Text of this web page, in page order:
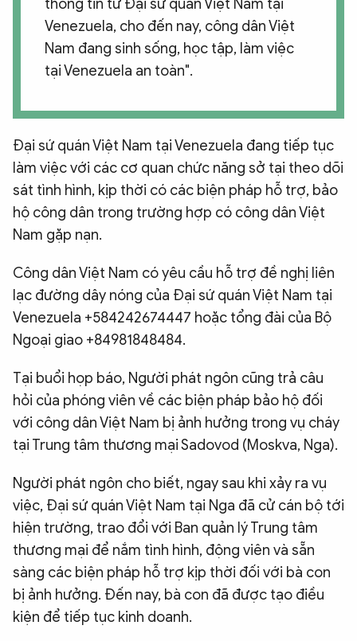
thông tin từ Đại sứ quán Việt Nam tại
Venezuela, cho đến nay, công dân Việt
Nam đang sinh sống, học tập, làm việc
tại Venezuela an toàn".
Đại sứ quán Việt Nam tại Venezuela đang tiếp tục
làm việc với các cơ quan chức năng sở tại theo dõi
sát tình hình, kịp thời có các biện pháp hỗ trợ, bảo
hộ công dân trong trường hợp có công dân Việt
Nam gặp nạn.
Công dân Việt Nam có yêu cầu hỗ trợ đề nghị liên
lạc đường dây nóng của Đại sứ quán Việt Nam tại
Venezuela +584242674447 hoặc tổng đài của Bộ
Ngoại giao +84981848484.
Tại buổi họp báo, Người phát ngôn cũng trả câu
hỏi của phóng viên về các biện pháp bảo hộ đối
với công dân Việt Nam bị ảnh hưởng trong vụ cháy
tại Trung tâm thương mại Sadovod (Moskva, Nga).
Người phát ngôn cho biết, ngay sau khi xảy ra vụ
việc, Đại sứ quán Việt Nam tại Nga đã cử cán bộ tới
hiện trường, trao đổi với Ban quản lý Trung tâm
thương mại để nắm tình hình, động viên và sẵn
sàng các biện pháp hỗ trợ kịp thời đối với bà con
bị ảnh hưởng. Đến nay, bà con đã được tạo điều
kiện để tiếp tục kinh doanh.